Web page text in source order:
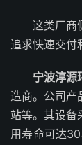
这类厂商
追求快速交付
宁波淳源
造商。公司产
站等。其设备
用寿命可达